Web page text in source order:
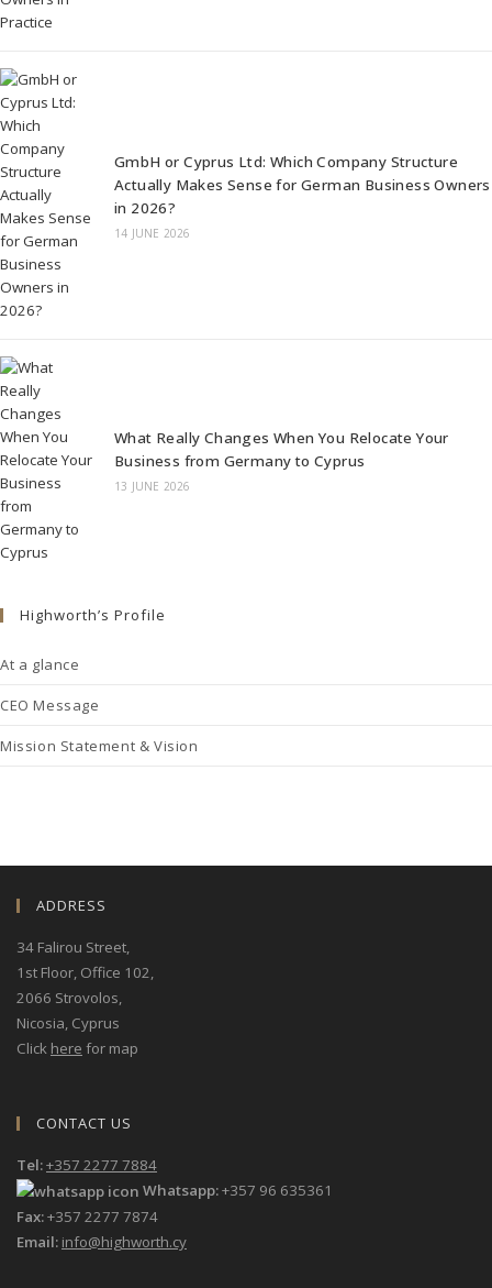
GmbH or Cyprus Ltd: Which Company Structure
Actually Makes Sense for German Business Owners
in 2026?
14 JUNE 2026
What Really Changes When You Relocate Your
Business from Germany to Cyprus
13 JUNE 2026
Highworth’s Profile
At a glance
CEO Message
Mission Statement & Vision
ADDRESS
34 Falirou Street,
1st Floor, Office 102,
2066 Strovolos,
Nicosia, Cyprus
Click here for map
CONTACT US
Tel:+357 2277 7884
Whatsapp:+357 96 635361
Fax:+357 2277 7874
Email: info@highworth.cy